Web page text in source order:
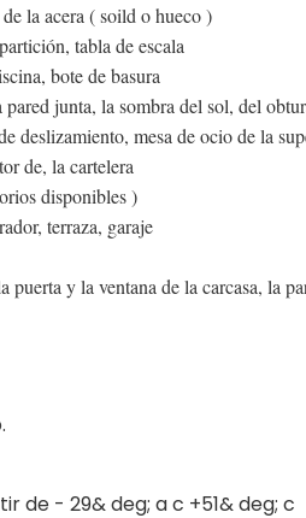
la acera ( soild o hueco )
tabla de escala
bote de basura
junta, la sombra del sol, del
deslizamiento, mesa de ocio de la
de, la cartelera
disponibles )
terraza, garaje
y la ventana de la carcasa, la
de - 29& deg; a c +51& deg; c